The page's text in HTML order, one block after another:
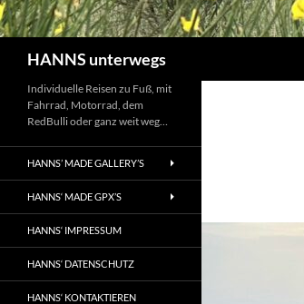
HANNS unterwegs
Individuelle Reisen zu Fuß, mit
Fahrrad, Motorrad, dem
RedBulli oder ganz weit weg…
HANNS’ MADE GALLERY’S
HANNS‘ MADE GPX’S
HANNS‘ IMPRESSUM
HANNS‘ DATENSCHUTZ
HANNS‘ KONTAKTIEREN